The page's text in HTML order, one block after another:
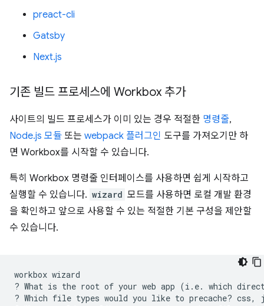
preact-cli
Gatsby
Next.js
기존 빌드 프로세스에 Workbox 추가
사이트의 빌드 프로세스가 이미 있는 경우 적절한 명령줄,
Node.js 모듈 또는 webpack 플러그인 도구를 가져오기만 하
면 Workbox를 시작할 수 있습니다.
특히 Workbox 명령줄 인터페이스를 사용하면 쉽게 시작하고
실행할 수 있습니다. wizard 모드를 사용하면 로컬 개발 환경
을 확인하고 앞으로 사용할 수 있는 적절한 기본 구성을 제안할
수 있습니다.
workbox wizard
? What is the root of your web app (i.e. which
? Which file types would you like to precache? css,